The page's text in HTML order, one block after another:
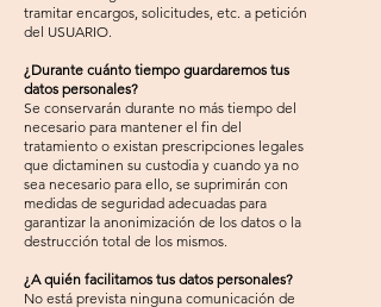
tramitar encargos, solicitudes, etc. a petición
del USUARIO.
¿Durante cuánto tiempo guardaremos tus
datos personales?
Se conservarán durante no más tiempo del
necesario para mantener el fin del
tratamiento o existan prescripciones legales
que dictaminen su custodia y cuando ya no
sea necesario para ello, se suprimirán con
medidas de seguridad adecuadas para
garantizar la anonimización de los datos o la
destrucción total de los mismos.
¿A quién facilitamos tus datos personales?
No está prevista ninguna comunicación de